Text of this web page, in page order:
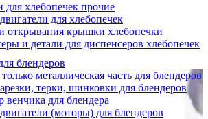
для хлебопечек прочие
для хлебопечек
открывания крышки хлебопечки
и детали для диспенсеров хлебопечек
блендеров
металлическая часть для блендеров
терки, шинковки для блендеров
венчика для блендера
(моторы) для блендеров